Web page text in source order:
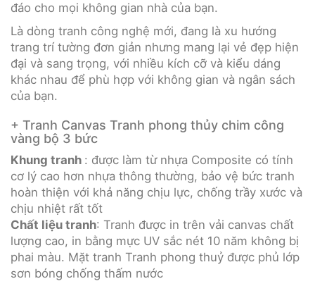
đáo cho mọi không gian nhà của bạn.
Là dòng tranh công nghệ mới, đang là xu hướng
trang trí tường đơn giản nhưng mang lại vẻ đẹp hiện
đại và sang trọng, với nhiều kích cỡ và kiểu dáng
khác nhau để phù hợp với không gian và ngân sách
của bạn.
+ Tranh Canvas Tranh phong thủy chim công
vàng bộ 3 bức
Khung tranh : được làm từ nhựa Composite có tính
cơ lý cao hơn nhựa thông thường, bảo vệ bức tranh
hoàn thiện với khả năng chịu lực, chống trầy xước và
chịu nhiệt rất tốt
Chất liệu tranh: Tranh được in trên vải canvas chất
lượng cao, in bằng mực UV sắc nét 10 năm không bị
phai màu. Mặt tranh Tranh phong thuỷ được phủ lớp
sơn bóng chống thấm nước